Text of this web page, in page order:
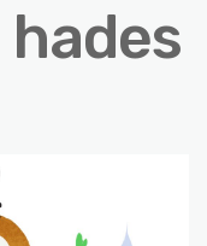
hades